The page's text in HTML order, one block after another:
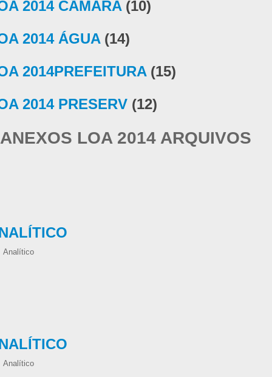
2014 CÂMARA (10)
2014 ÁGUA (14)
2014PREFEITURA (15)
2014 PRESERV (12)
ANEXOS LOA 2014 ARQUIVOS
Analítico
Analítico